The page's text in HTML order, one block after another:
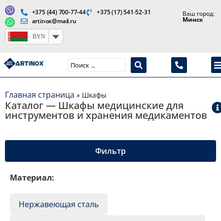
Главная страница » Шкафы
Каталог — Шкафы медицинские для
инструментов и хранения медикаментов
металлические и стеклянные
модели для хранения
медикаментов и инструментов
0,8–1,0 мм с порошковым покрытием сохраняет
Фильтр
Материал:
Нержавеющая сталь
+375 (44) 700-77-44
+375 (17) 541-52-31
artinox@mail.ru
Ваш город:
Минск
BYN
Производство медицинской продукции и